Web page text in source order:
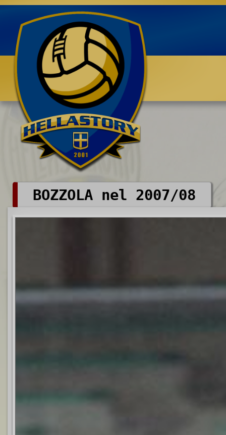
Benvenuti su HELLASTORY.net
BOZZOLA nel 2007/08